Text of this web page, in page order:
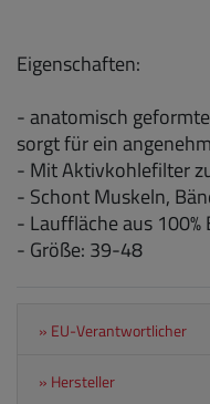
Eigenschaften:
- anatomisch
sorgt für ein
- Mit Aktivkohlefilter
- Schont Muskeln,
- Lauffläche aus
- Größe: 39-48
» EU-Verantwortlicher
» Hersteller